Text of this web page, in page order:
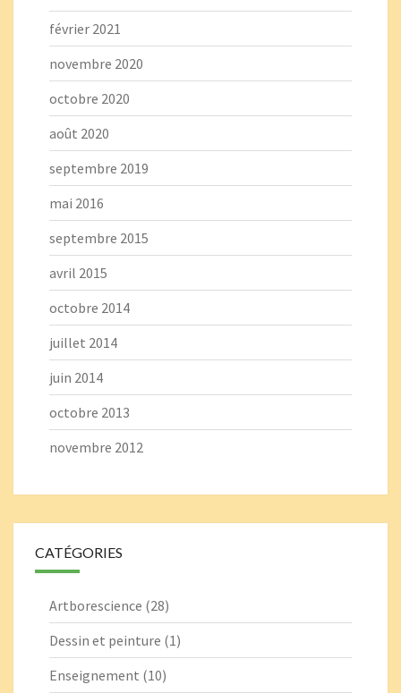
février 2021
novembre 2020
octobre 2020
août 2020
septembre 2019
mai 2016
septembre 2015
avril 2015
octobre 2014
juillet 2014
juin 2014
octobre 2013
novembre 2012
CATÉGORIES
Artborescience (28)
Dessin et peinture (1)
Enseignement (10)